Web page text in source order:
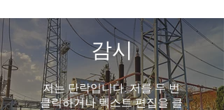
감시
저는 단락입니다. 저를 두 번
클릭하거나 텍스트 편집을 클